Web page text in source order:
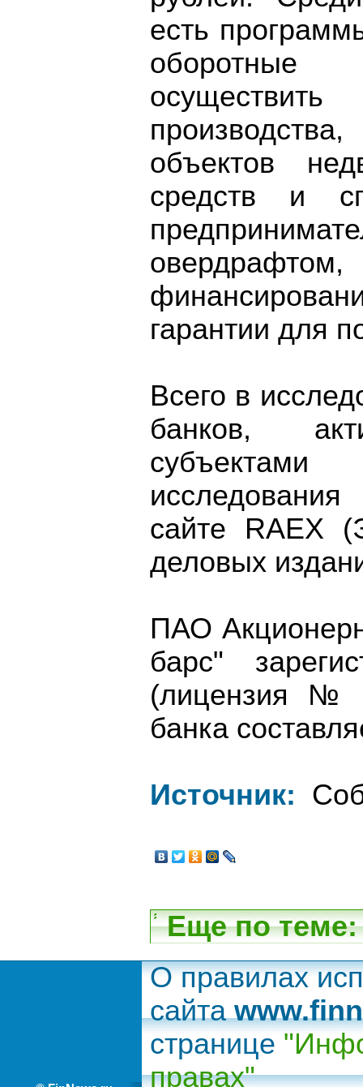
есть
оборотные
объектов
средств и
гарантии для
Всего в
банков,
сайте RAEX
деловых
ПАО
барс"
(лицензия №
банка
Источник:
Еще по теме:
О правилах
сайта
странице
правах"